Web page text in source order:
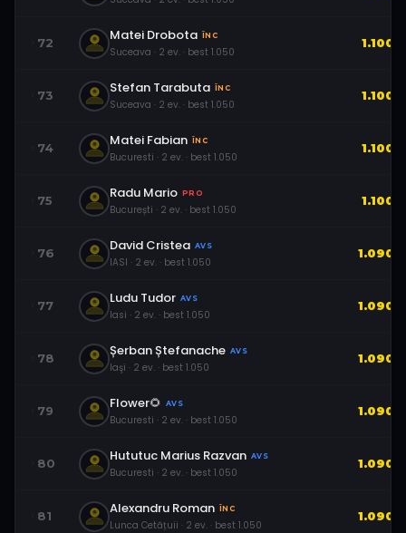
72 Matei Drobota ÎNC
Suceava · 2 ev. · best 1.050
1.100
73 Stefan Tarabuta ÎNC
Suceava · 2 ev. · best 1.050
1.100
74 Matei Fabian ÎNC
Bucuresti · 2 ev. · best 1.050
1.100
75 Radu Mario PRO
București · 2 ev. · best 1.050
1.100
76 David Cristea AVS
IASI · 2 ev. · best 1.050
1.090
77 Ludu Tudor AVS
Iasi · 2 ev. · best 1.050
1.090
78 Șerban Ștefanache AVS
Iaşi · 2 ev. · best 1.050
1.090
79 Flower🌻 AVS
Bucuresti · 2 ev. · best 1.050
1.090
80 Hututuc Marius Razvan AVS
Bucuresti · 2 ev. · best 1.050
1.090
81 Alexandru Roman ÎNC
Lunca Cetățuii · 2 ev. · best 1.050
1.090